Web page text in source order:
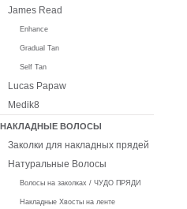
James Read
Enhance
Gradual Tan
Self Tan
Lucas Papaw
Medik8
НАКЛАДНЫЕ ВОЛОСЫ
Заколки для накладных прядей
Натуральные Волосы
Волосы на заколках / ЧУДО ПРЯДИ
Накладные Хвосты на ленте